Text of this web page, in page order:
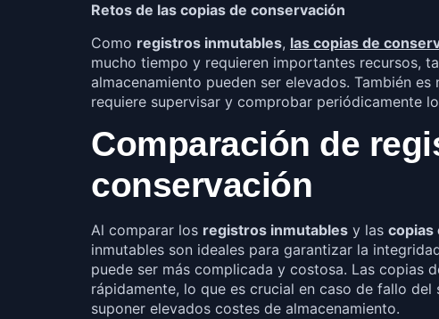
Retos de las copias de conservación
Como registros inmutables, las copias de
mucho tiempo y requieren importantes recursos,
almacenamiento pueden ser elevados. También
requiere supervisar y comprobar periódicamente
Comparación de
conservación
Al comparar los registros inmutables y las copias
inmutables son ideales para garantizar la
puede ser más complicada y costosa. Las copias
rápidamente, lo que es crucial en caso de fallo
suponer elevados costes de almacenamiento.